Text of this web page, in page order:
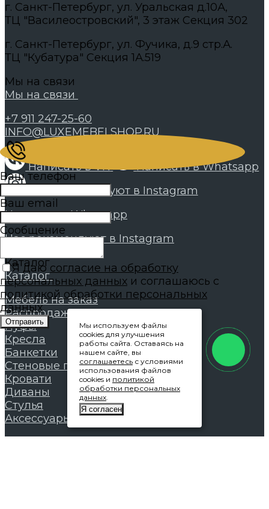
г. Санкт-Петербург, ул. Уральская д.10А,
ТЦ "Василеостровский", 3 этаж Секция 302
г. Санкт-Петербург, ул. Фучика, д.9 стр.А.
ТЦ "Кубатура" Секция 1А.519
Мы на связи
Мы на связи
+7 911 247-25-60
INFO@LUXEMEBELSHOP.RU
Написать в VK
Написать в Whatsapp
Нас рекомендуют в Instagram
Написать в Whatsapp
Нас рекомендуют в Instagram
Каталог
Каталог
Мебель на заказ
Распродажа
Пуфы
Кресла
Банкетки
Стеновые панели
Кровати
Диваны
Стулья
Аксессуары
Ваш телефон
Ваш email
Сообщение
Я даю согласие на обработку
персональных данных и соглашаюсь с
политикой обработки персональных
данных
Отправить
Мы используем файлы
cookies для улучшения
работы сайта. Оставаясь на
нашем сайте, вы
соглашаетесь с условиями
использования файлов
cookies и политикой
обработки персональных
данных.
Я согласен